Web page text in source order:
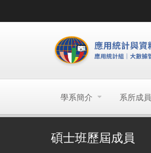
學系簡介 系所成員
碩士班歷屆成員